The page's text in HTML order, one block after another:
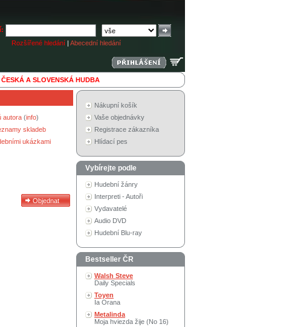
Rozšířené hledání | Abecední hledání
ČESKÁ A SLOVENSKÁ HUDBA
autora (info)
skladeb
ukázkami
Nákupní košík
Vaše objednávky
Registrace zákazníka
Hlídací pes
Vybírejte podle
Hudební žánry
Interpreti - Autoři
Vydavatelé
Audio DVD
Hudební Blu-ray
Bestseller ČR
Walsh Steve
Daily Specials
Toyen
Ia Orana
Metalinda
Moja hviezda žije (No 16)